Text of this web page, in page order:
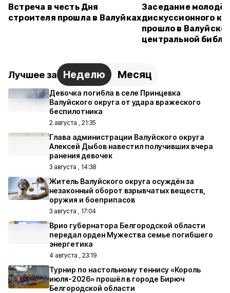
Встреча в честь Дня
строителя прошла в Валуйках
Заседание
дискуссионного
прошло в
центральной
Лучшее за Неделю Месяц
Девочка погибла в селе Принцевка
Валуйского округа от удара вражеского
беспилотника
2 августа , 21:35
Глава администрации Валуйского округа
Алексей Дыбов навестил получивших вчера
ранения девочек
3 августа , 14:38
Житель Валуйского округа осуждён за
незаконный оборот взрывчатых веществ,
оружия и боеприпасов
3 августа , 17:04
Врио губернатора Белгородской области
передал орден Мужества семье погибшего
энергетика
4 августа , 23:19
Турнир по настольному теннису «Король
июля-2026» прошёл в городе Бирюч
Белгородской области